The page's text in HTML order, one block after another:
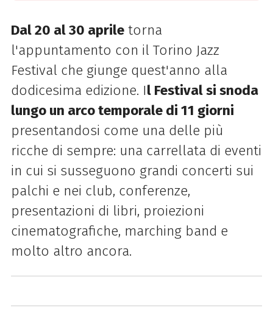
Dal 20 al 30 apriletorna
l'appuntamento con il Torino Jazz
Festival che giunge quest'anno alla
dodicesima edizione. Il Festival si snoda
lungo un arco temporale di 11 giorni
presentandosi come una delle più
ricche di sempre: una carrellata di eventi
in cui si susseguono grandi concerti sui
palchi e nei club, conferenze,
presentazioni di libri, proiezioni
cinematografiche, marching band e
molto altro ancora.